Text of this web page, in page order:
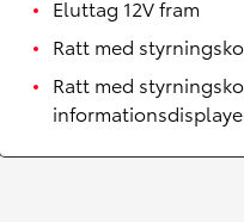
Eluttag 12V fram
Ratt med
Ratt med